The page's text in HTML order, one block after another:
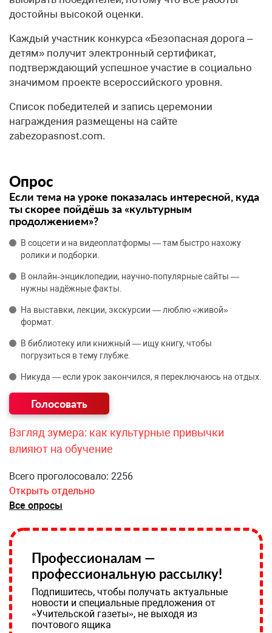
достойны высокой оценки.
Каждый участник конкурса «Безопасная дорога –
детям» получит электронный сертификат,
подтверждающий успешное участие в социально
значимом проекте всероссийского уровня.
Список победителей и запись церемонии
награждения размещены на сайте
zabezopasnost.com.
Опрос
Если тема на уроке показалась интересной, куда
ты скорее пойдёшь за «культурным
продолжением»?
В соцсети и на видеоплатформы — там быстро нахожу
ролики и подборки.
В онлайн‑энциклопедии, научно‑популярные сайты —
нужны надёжные факты.
На выставки, лекции, экскурсии — люблю «живой»
формат.
В библиотеку или книжный — ищу книгу, чтобы
погрузиться в тему глубже.
Никуда — если урок закончился, я переключаюсь на отдых.
Взгляд зумера: как культурные привычки
влияют на обучение
Всего проголосовало: 2256
Открыть отдельно
Все опросы
Профессионалам —
профессиональную рассылку!
Подпишитесь, чтобы получать актуальные
новости и специальные предложения от
«Учительской газеты», не выходя из
почтового ящика